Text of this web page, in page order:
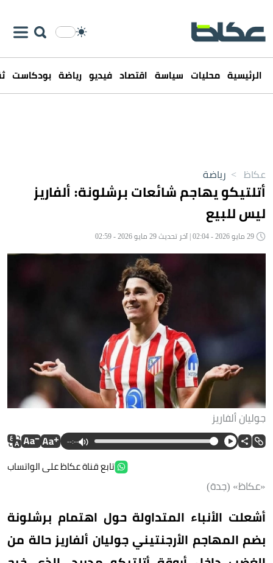
الرئيسية محليات سياسة اقتصاد فيديو رياضة بودكاست
عكاظ > رياضة
أتلتيكو يهاجم شائعات برشلونة: ألفاريز
ليس للبيع
جوليان ألفاريز
--:--
تابع قناة عكاظ على الواتساب
«عكاظ» (جدة)
أشعلت الأنباء المتداولة حول اهتمام برشلونة
بضم المهاجم الأرجنتيني جوليان ألفاريز حالة من